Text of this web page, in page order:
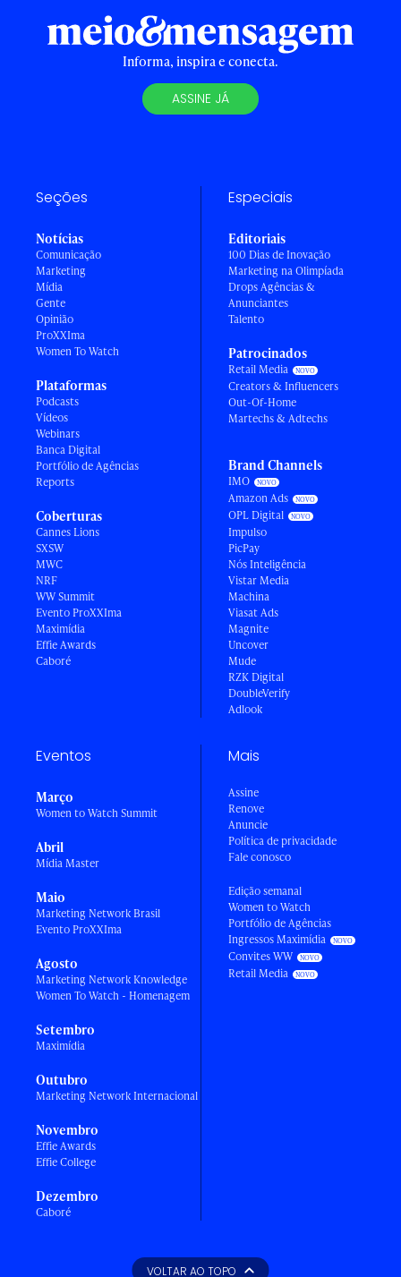
Informa, inspira e conecta.
ASSINE JÁ
Seções
Notícias
Comunicação
Marketing
Mídia
Gente
Opinião
ProXXIma
Women To Watch
Plataformas
Podcasts
Vídeos
Webinars
Banca Digital
Portfólio de Agências
Reports
Coberturas
Cannes Lions
SXSW
MWC
NRF
WW Summit
Evento ProXXIma
Maximídia
Effie Awards
Caboré
Especiais
Editoriais
100 Dias de Inovação
Marketing na Olimpíada
Drops Agências &
Anunciantes
Talento
Patrocinados
Retail Media
Creators & Influencers
Out-Of-Home
Martechs & Adtechs
Brand Channels
IMO
Amazon Ads
OPL Digital
Impulso
PicPay
Nós Inteligência
Vistar Media
Machina
Viasat Ads
Magnite
Uncover
Mude
RZK Digital
DoubleVerify
Adlook
Eventos
Março
Women to Watch Summit
Abril
Mídia Master
Maio
Marketing Network Brasil
Evento ProXXIma
Agosto
Marketing Network Knowledge
Women To Watch - Homenagem
Setembro
Maximídia
Outubro
Marketing Network Internacional
Novembro
Effie Awards
Effie College
Dezembro
Caboré
Mais
Assine
Renove
Anuncie
Política de privacidade
Fale conosco
Edição semanal
Women to Watch
Portfólio de Agências
Ingressos Maximídia
Convites WW
Retail Media
VOLTAR AO TOPO